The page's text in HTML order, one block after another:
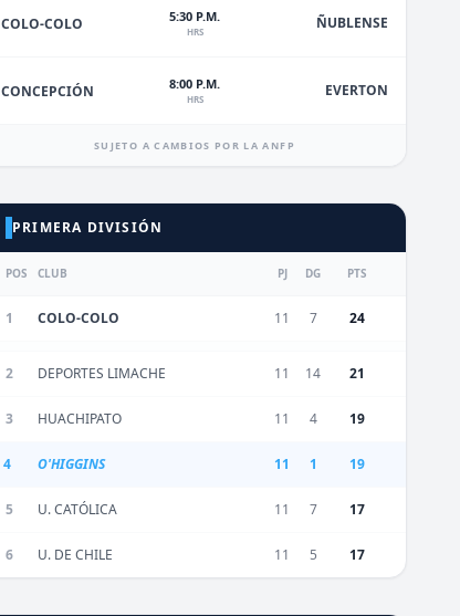
COLO-COLO 5:30 P.M.
HRS ÑUBLENSE
CONCEPCIÓN 8:00 P.M.
HRS EVERTON
SUJETO A CAMBIOS POR LA ANFP
PRIMERA DIVISIÓN
POS CLUB PJ DG PTS
1 COLO-COLO 11 7 24
2 DEPORTES LIMACHE 11 14 21
3 HUACHIPATO 11 4 19
4 O'HIGGINS 11 1 19
5 U. CATÓLICA 11 7 17
6 U. DE CHILE 11 5 17